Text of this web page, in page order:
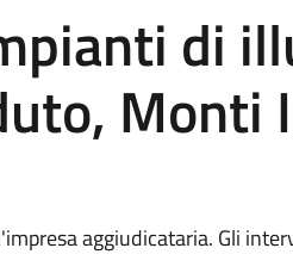
di
Monti
aggiudicataria. Gli